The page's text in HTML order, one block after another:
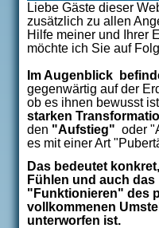
Liebe Gäste dieser
zusätzlich zu allen
Hilfe meiner und Ihrer
möchte ich Sie auf
Im Augenblick
gegenwärtig auf der
ob es ihnen bewusst
starken
den "Aufstieg" oder
es mit einer Art
Das bedeutet
Fühlen und auch
"Funktionieren" des
vollkommenen
unterworfen ist.